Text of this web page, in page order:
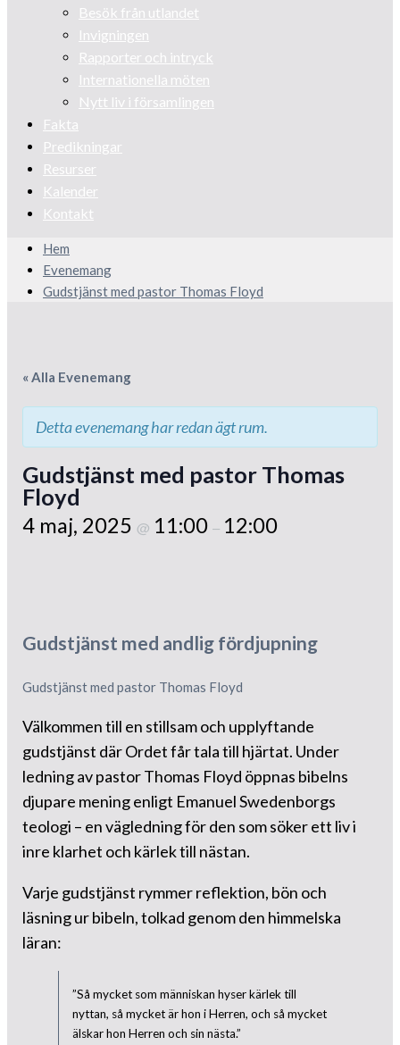
Besök från utlandet
Invigningen
Rapporter och intryck
Internationella möten
Nytt liv i församlingen
Fakta
Predikningar
Resurser
Kalender
Kontakt
Hem
Evenemang
Gudstjänst med pastor Thomas Floyd
« Alla Evenemang
Detta evenemang har redan ägt rum.
Gudstjänst med pastor Thomas
Floyd
4 maj, 2025 @ 11:00– 12:00
Gudstjänst med andlig fördjupning
Gudstjänst med pastor Thomas Floyd
Välkommen till en stillsam och upplyftande
gudstjänst där Ordet får tala till hjärtat. Under
ledning av pastor Thomas Floyd öppnas bibelns
djupare mening enligt Emanuel Swedenborgs
teologi – en vägledning för den som söker ett liv i
inre klarhet och kärlek till nästan.
Varje gudstjänst rymmer reflektion, bön och
läsning ur bibeln, tolkad genom den himmelska
läran:
”Så mycket som människan hyser kärlek till
nyttan, så mycket är hon i Herren, och så mycket
älskar hon Herren och sin nästa.”